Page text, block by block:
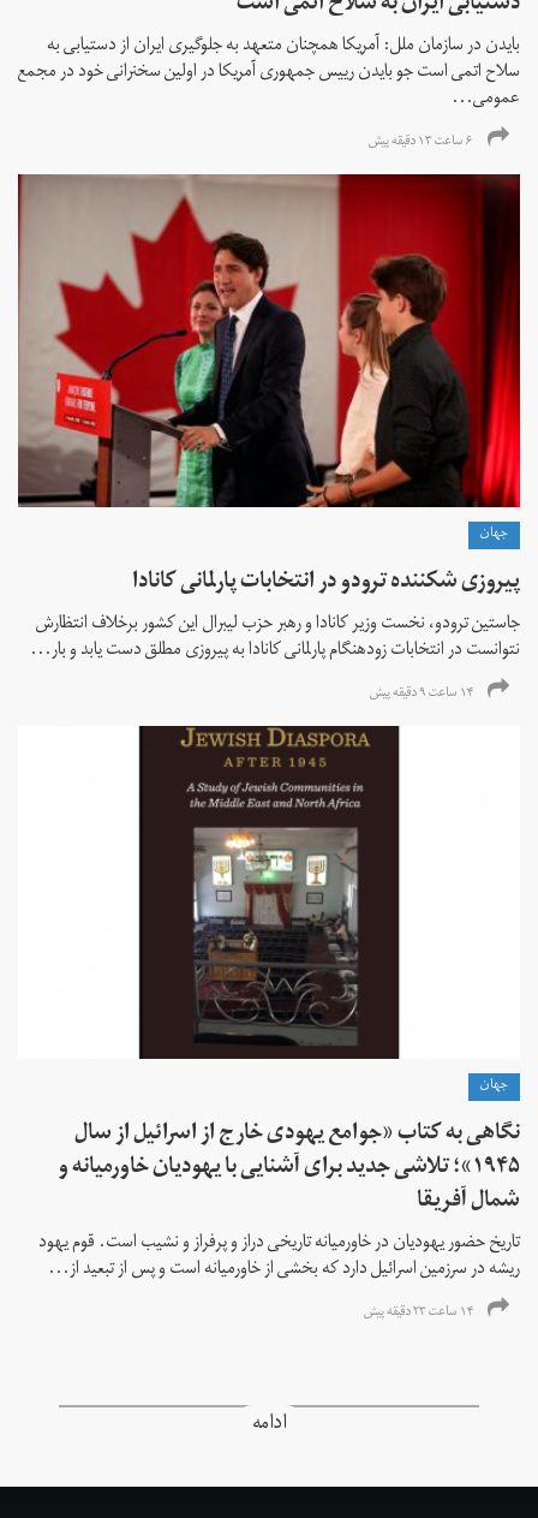
بایدن در سازمان ملل: آمریکا همچنان متعهد به جلوگیری ایران از دستیابی به
سلاح اتمی است جو بایدن رییس جمهوری آمریکا در اولین سخنرانی خود در مجمع
عمومی...
۶ ساعت ۱۳ دقیقه پیش
جهان
پیروزی شکننده ترودو در انتخابات پارلمانی کانادا
جاستین ترودو، نخست وزیر کانادا و رهبر حزب لیبرال این کشور برخلاف انتظارش
نتوانست در انتخابات زود‌هنگام پارلمانی کانادا به پیروزی مطلق دست یابد و بار...
۱۴ ساعت ۹ دقیقه پیش
جهان
نگاهی به کتاب «جوامع یهودی خارج از اسرائیل از سال
۱۹۴۵»؛ تلاشی جدید برای آشنایی با یهودیان خاورمیانه و
شمال آفریقا
تاریخ حضور یهودیان در خاورمیانه تاریخی دراز و پرفراز و نشیب است. قوم یهود
ریشه در سرزمین اسرائیل دارد که بخشی از خاورمیانه است و پس از تبعید از...
۱۴ ساعت ۲۳ دقیقه پیش
ادامه